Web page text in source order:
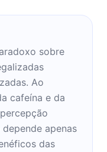
sobre
Ao
cafeína e da
apenas
das